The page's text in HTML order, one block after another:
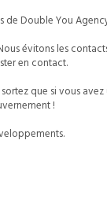
de Double You
évitons les
en contact.
que si vous
!